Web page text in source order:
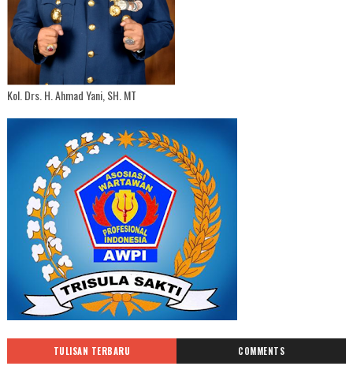
Kol. Drs. H. Ahmad Yani, SH. MT
TULISAN TERBARU COMMENTS